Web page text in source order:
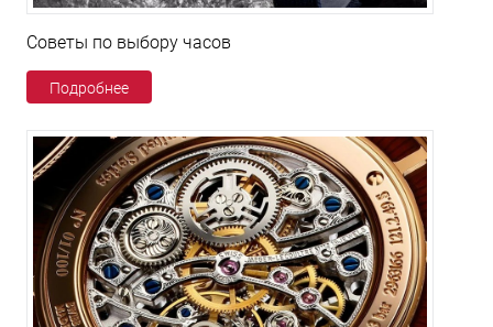
Советы по выбору часов
Подробнее